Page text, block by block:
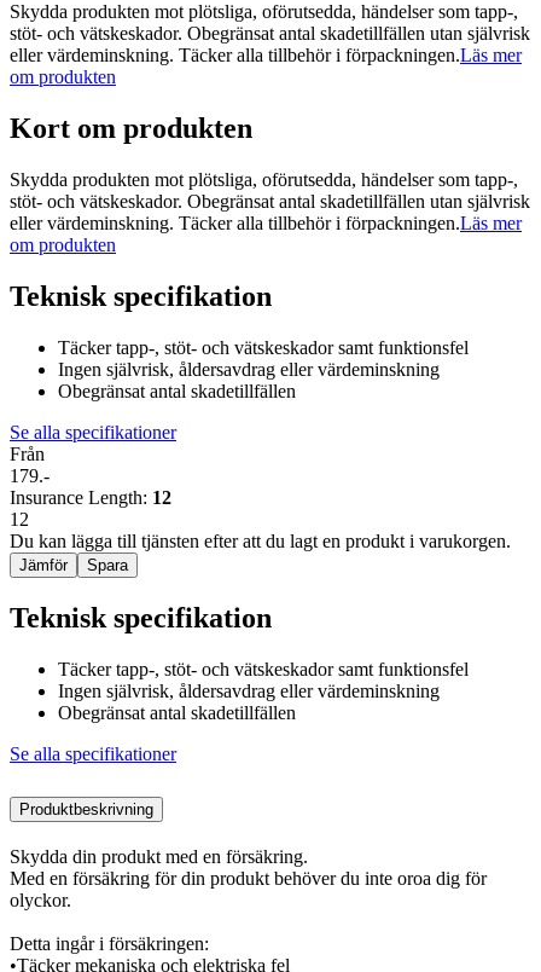
Skydda produkten mot plötsliga, oförutsedda, händelser som tapp-,
stöt- och vätskeskador. Obegränsat antal skadetillfällen utan självrisk
eller värdeminskning. Täcker alla tillbehör i förpackningen.Läs mer
om produkten
Kort om produkten
Skydda produkten mot plötsliga, oförutsedda, händelser som tapp-,
stöt- och vätskeskador. Obegränsat antal skadetillfällen utan självrisk
eller värdeminskning. Täcker alla tillbehör i förpackningen.Läs mer
om produkten
Teknisk specifikation
Täcker tapp-, stöt- och vätskeskador samt funktionsfel
Ingen självrisk, åldersavdrag eller värdeminskning
Obegränsat antal skadetillfällen
Se alla specifikationer
Från
179.-
Insurance Length: 12
12
Du kan lägga till tjänsten efter att du lagt en produkt i varukorgen.
Jämför Spara
Teknisk specifikation
Täcker tapp-, stöt- och vätskeskador samt funktionsfel
Ingen självrisk, åldersavdrag eller värdeminskning
Obegränsat antal skadetillfällen
Se alla specifikationer
Produktbeskrivning
Skydda din produkt med en försäkring.
Med en försäkring för din produkt behöver du inte oroa dig för
olyckor.
Detta ingår i försäkringen:
•Täcker mekaniska och elektriska fel